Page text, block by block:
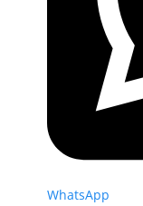
WhatsApp